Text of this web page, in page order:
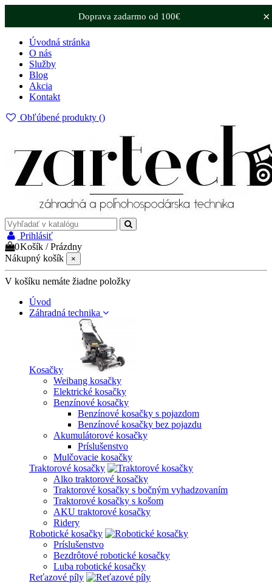
×
Doprava zadarmo od 100€
Úvodná stránka
O nás
Služby
Blog
Akcia
Kontakt
Obľúbené produkty ()
Prihlásiť
0Košík /Prázdny
Nákupný košík
×
V košíku nemáte žiadne položky
Úvod
Záhradná technika
Kosačky
Weibang kosačky
Elektrické kosačky
Benzínové kosačky
Benzínové kosačky s pojazdom
Benzínové kosačky bez pojazdu
Akumulátorové kosačky
Príslušenstvo
Mulčovacie kosačky
Traktorové kosačky
Alko traktorové kosačky
Traktorové kosačky s bočným vyhadzovaním
Traktorové kosačky s košom
AKU traktorové kosačky
Ridery
Robotické kosačky
Príslušenstvo
Bezdrôtové robotické kosačky
Luba robotické kosačky
Reťazové píly